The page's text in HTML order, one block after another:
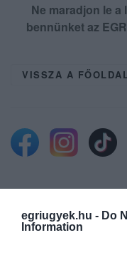
egriugyek.hu - Do
Information
Ne maradjon le
bennünket az
VISSZA A